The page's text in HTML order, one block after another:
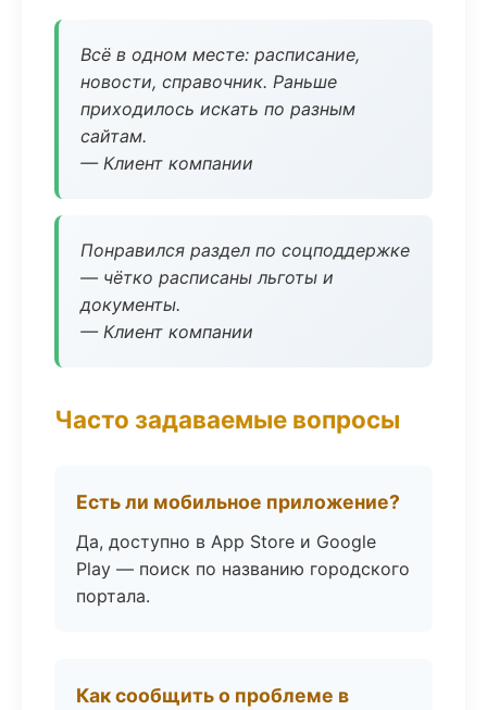
Всё в одном месте: расписание,
новости, справочник. Раньше
приходилось искать по разным
сайтам.
— Клиент компании
Понравился раздел по соцподдержке
— чётко расписаны льготы и
документы.
— Клиент компании
Часто задаваемые вопросы
Есть ли мобильное приложение?
Да, доступно в App Store и Google
Play — поиск по названию городского
портала.
Как сообщить о проблеме в